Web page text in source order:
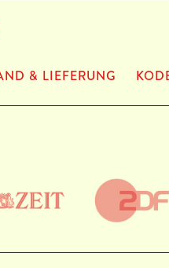
& LIEFERUNG